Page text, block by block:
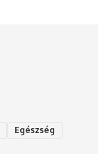
Egészség